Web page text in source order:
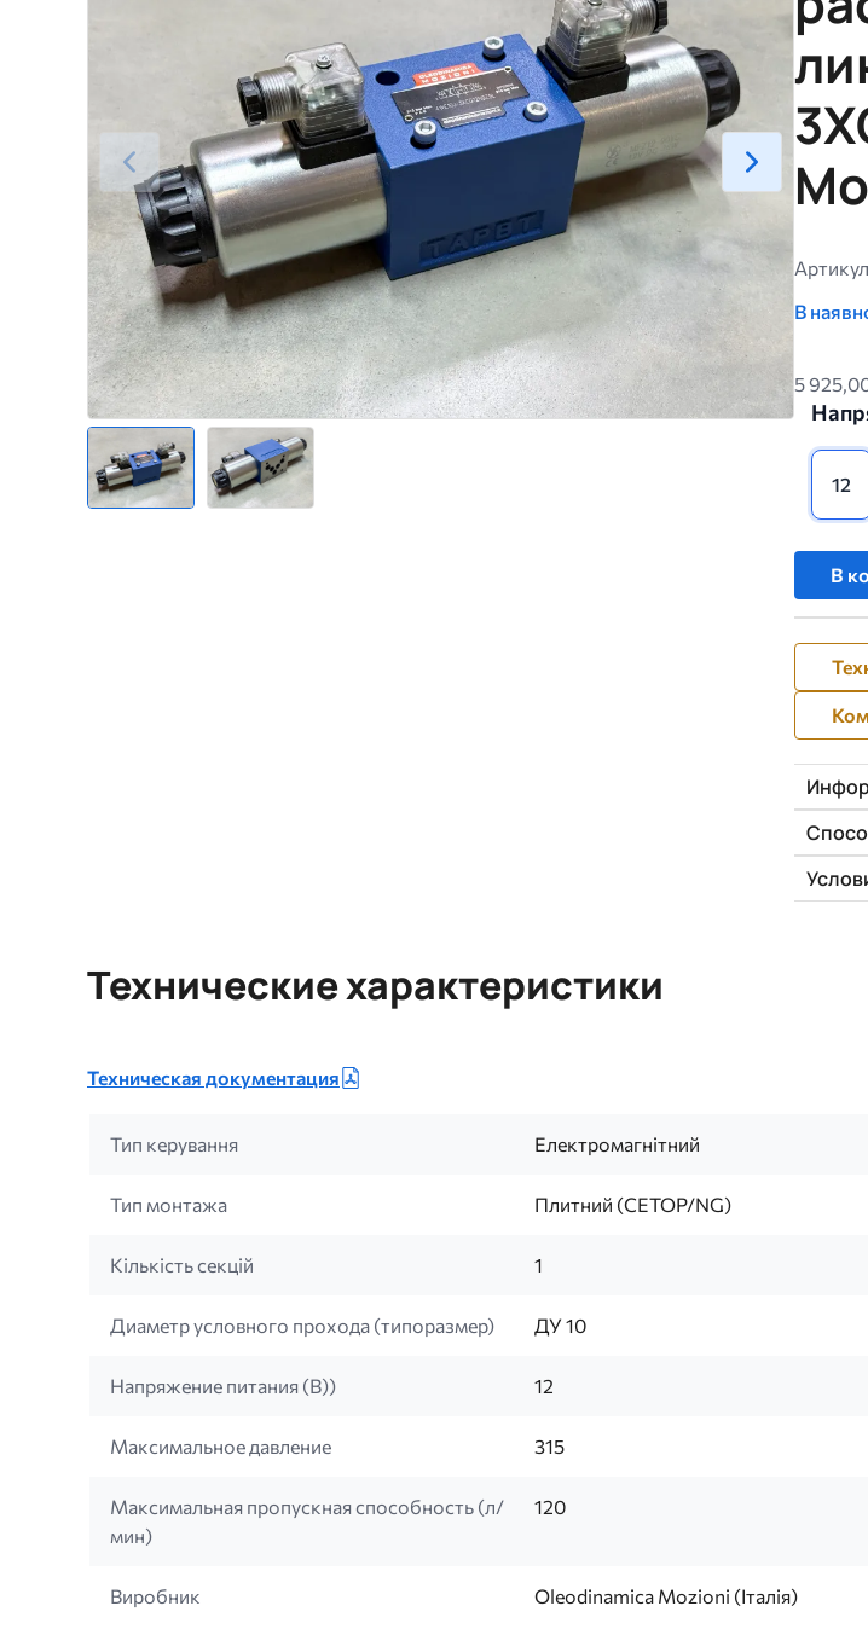
В
5
12
В
Технические характеристики
Техническая документация
Тип керування Електромагнітний
Тип монтажа Плитний (CETOP/NG)
Кількість секцій 1
Диаметр условного прохода (типоразмер) ДУ 10
Напряжение питания (B)) 12
Максимальное давление 315
Максимальная пропускная способность (л/
мин)
120
Виробник Oleodinamica Mozioni (Італія)